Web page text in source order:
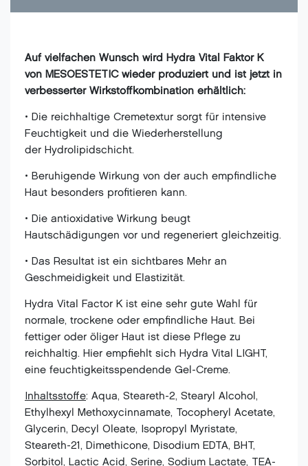
Auf vielfachen Wunsch wird Hydra Vital Faktor K
von MESOESTETIC wieder produziert und ist jetzt in
verbesserter Wirkstoffkombination erhältlich:
• Die reichhaltige Cremetextur sorgt für intensive
Feuchtigkeit und die Wiederherstellung
der Hydrolipidschicht.
• Beruhigende Wirkung von der auch empfindliche
Haut besonders profitieren kann.
• Die antioxidative Wirkung beugt
Hautschädigungen vor und regeneriert gleichzeitig.
• Das Resultat ist ein sichtbares Mehr an
Geschmeidigkeit und Elastizität.
Hydra Vital Factor K ist eine sehr gute Wahl für
normale, trockene oder empfindliche Haut. Bei
fettiger oder öliger Haut ist diese Pflege zu
reichhaltig. Hier empfiehlt sich Hydra Vital LIGHT,
eine feuchtigkeitsspendende Gel-Creme.
Inhaltsstoffe: Aqua, Steareth-2, Stearyl Alcohol,
Ethylhexyl Methoxycinnamate, Tocopheryl Acetate,
Glycerin, Decyl Oleate, Isopropyl Myristate,
Steareth-21, Dimethicone, Disodium EDTA, BHT,
Sorbitol, Lactic Acid, Serine, Sodium Lactate, TEA-